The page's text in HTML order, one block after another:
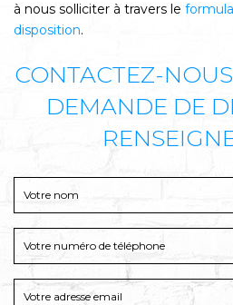
à nous solliciter à travers le
disposition.
CONTACTEZ-
DEMANDE DE